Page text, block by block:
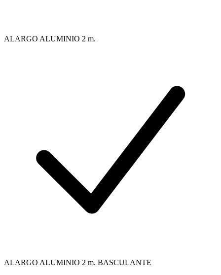
ALARGO ALUMINIO 2 m.
ALARGO ALUMINIO 2 m. BASCULANTE